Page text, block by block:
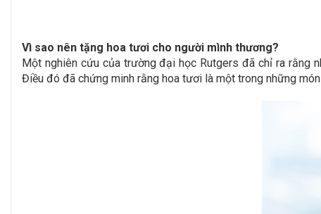
Vì sao nên tặng hoa tươi cho người mình thương?
Một nghiên cứu của trường đại học Rutgers đã chỉ ra rằng
Điều đó đã chứng minh rằng hoa tươi là một trong những